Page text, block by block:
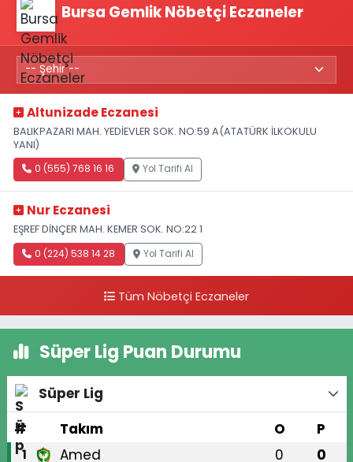
Bursa Gemlik Nöbetçi Eczaneler
Altunizade Eczanesi
BALIKPAZARI MAH. YEDİEVLER SOK. NO:59 A(ATATÜRK İLKOKULU
YANI)
0 (555) 768 16 16 Yol Tarifi Al
Nur Eczanesi
EŞREF DİNÇER MAH. KEMER SOK. NO:22 1
0 (224) 538 14 28 Yol Tarifi Al
Tüm Nöbetçi Eczaneler
Süper Lig Puan Durumu
Süper Lig
#
Takım O P
1 Amed 0 0